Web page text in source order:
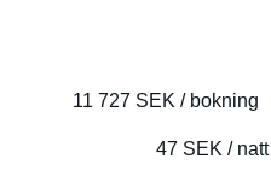
11 727 SEK / bokning
47 SEK / natt